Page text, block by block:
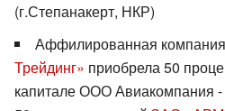
(г.Степанакерт, НКР)
Аффилированная компания
Трейдинг» приобрела 50
капитале ООО Авиакомпания -